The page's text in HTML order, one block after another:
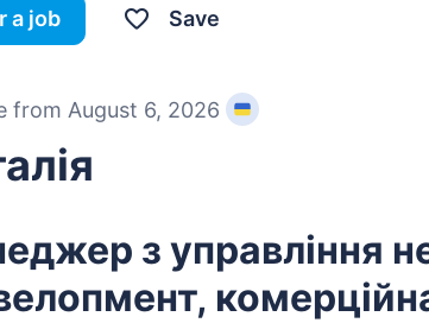
a job Save
from August 6, 2026
з управління